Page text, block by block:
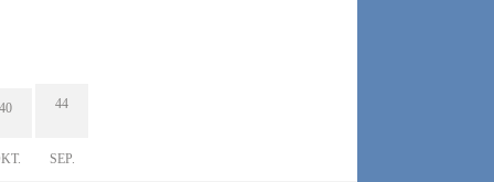
40 44
SEP.